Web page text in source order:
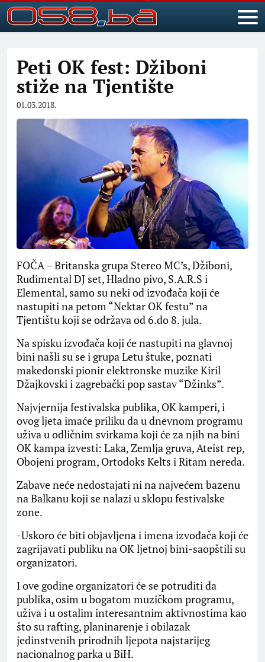
Peti OK fest: Džiboni
stiže na Tjentište
01.03.2018.
FOČA – Britanska grupa Stereo MC’s, Džiboni,
Rudimental DJ set, Hladno pivo, S.A.R.S i
Elemental, samo su neki od izvođača koji će
nastupiti na petom “Nektar OK festu” na
Tjentištu koji se održava od 6.do 8. jula.
Na spisku izvođača koji će nastupiti na glavnoj
bini našli su se i grupa Letu štuke, poznati
makedonski pionir elektronske muzike Kiril
Džajkovski i zagrebački pop sastav “Džinks”.
Najvjernija festivalska publika, OK kamperi, i
ovog ljeta imaće priliku da u dnevnom programu
uživa u odličnim svirkama koji će za njih na bini
OK kampa izvesti: Laka, Zemlja gruva, Ateist rep,
Obojeni program, Ortodoks Kelts i Ritam nereda.
Zabave neće nedostajati ni na najvećem bazenu
na Balkanu koji se nalazi u sklopu festivalske
zone.
-Uskoro će biti objavljena i imena izvođača koji će
zagrijavati publiku na OK ljetnoj bini-saopštili su
organizatori.
I ove godine organizatori će se potruditi da
publika, osim u bogatom muzičkom programu,
uživa i u ostalim interesantnim aktivnostima kao
što su rafting, planinarenje i obilazak
jedinstvenih prirodnih ljepota najstarijeg
nacionalnog parka u BiH.